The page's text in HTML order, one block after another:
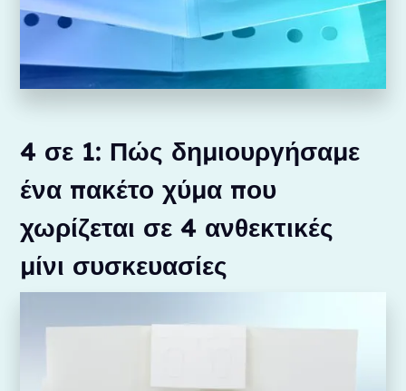
4 σε 1: Πώς δημιουργήσαμε
ένα πακέτο χύμα που
χωρίζεται σε 4 ανθεκτικές
μίνι συσκευασίες